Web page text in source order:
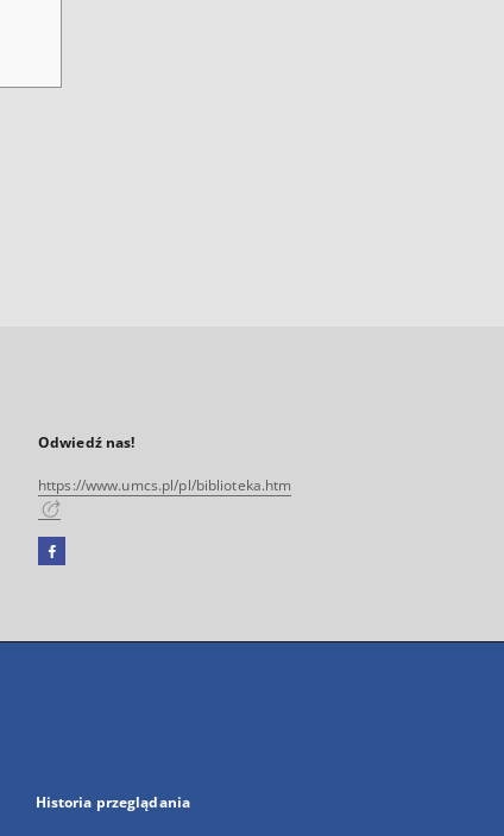
Odwiedź nas!
https://www.umcs.pl/pl/biblioteka.htm
Facebook
się
Historia przeglądania